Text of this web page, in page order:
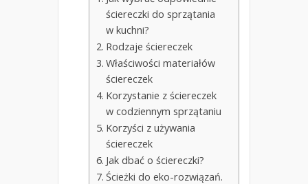
ściereczki do sprzątania
w kuchni?
Rodzaje ściereczek
Właściwości materiałów
ściereczek
Korzystanie z ściereczek
w codziennym sprzątaniu
Korzyści z używania
ściereczek
Jak dbać o ściereczki?
Ścieżki do eko-rozwiązań.